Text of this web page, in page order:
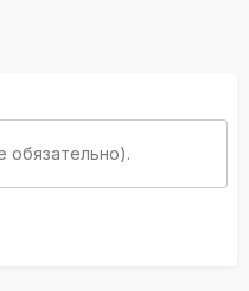
обязательно).